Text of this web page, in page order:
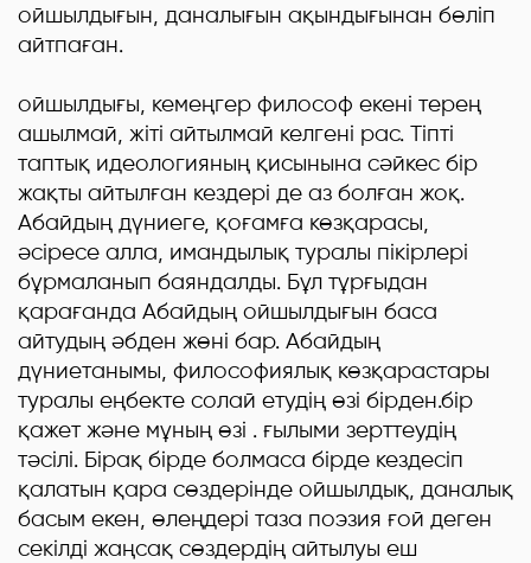
ойшылдығын, даналығын ақындығынан бөліп
айтпаған.
ойшылдығы, кемеңгер философ екені терең
ашылмай, жіті айтылмай келгені рас. Тіпті
таптық идеологияның қисынына сәйкес бір
жақты айтылған кездері де аз болған жоқ.
Абайдың дүниеге, қоғамға көзқарасы,
әсіресе алла, имандылық туралы пікірлері
бұрмаланып баяндалды. Бұл тұрғыдан
қарағанда Абайдың ойшылдығын баса
айтудың әбден жөні бар. Абайдың
дүниетанымы, философиялық көзқарастары
туралы еңбекте солай етудің өзі бірден.бір
қажет және мұның өзі . ғылыми зерттеудің
тәсілі. Бірақ бірде болмаса бірде кездесіп
қалатын қара сөздерінде ойшылдық, даналық
басым екен, өлеңдері таза поэзия ғой деген
секілді жаңсақ сөздердің айтылуы еш